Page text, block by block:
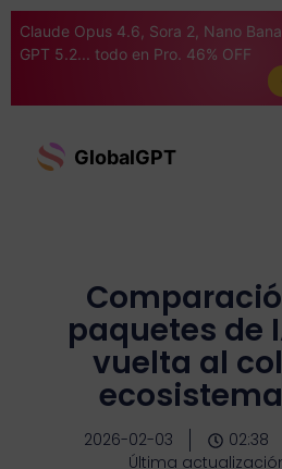
Claude Opus 4.6, Sora 2, Nano
GPT 5.2... todo en Pro. 46% OFF
GlobalGPT
paquetes de
vuelta al
2026-02-03 02:38
Última